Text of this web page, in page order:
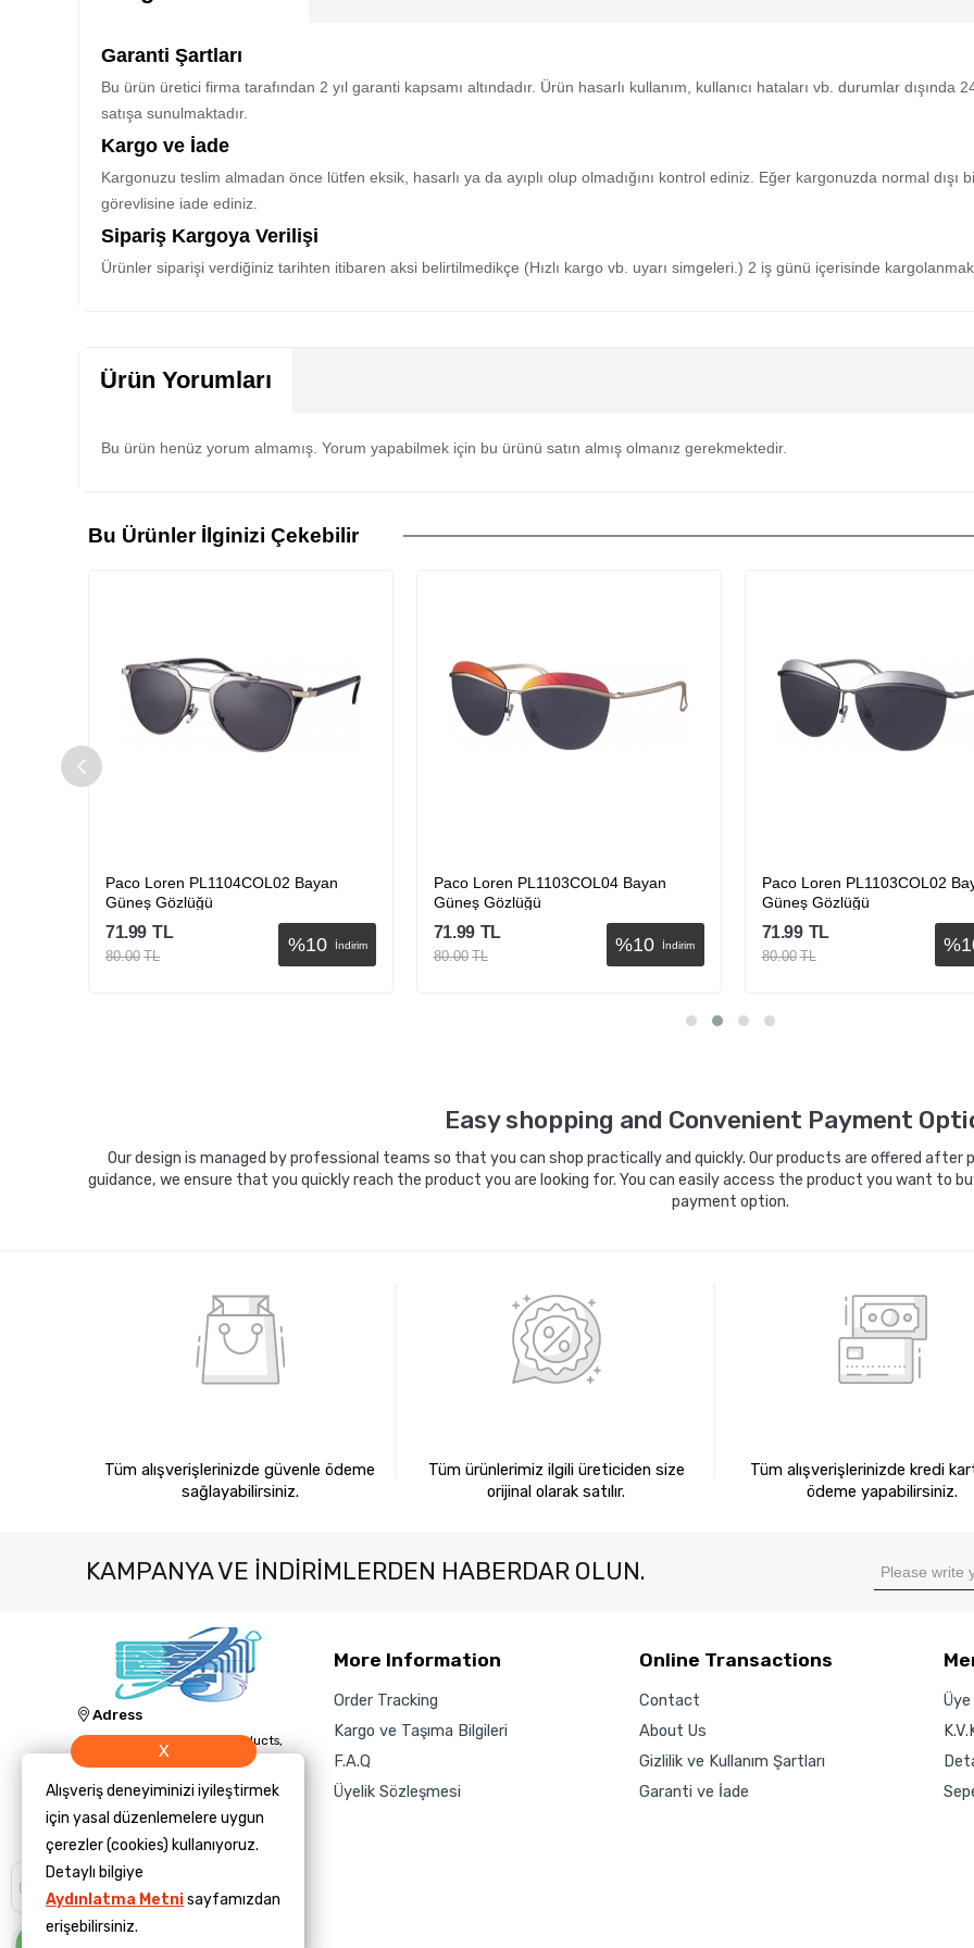
Garanti Şartları
Bu ürün üretici firma tarafından 2 yıl garanti kapsamı altındadır. Ürün hasarlı kullanım, kullanıcı hataları vb. durumlar
satışa sunulmaktadır.
Kargo ve İade
Kargonuzu teslim almadan önce lütfen eksik, hasarlı ya da ayıplı olup olmadığını kontrol ediniz. Eğer kargonuzda normal
görevlisine iade ediniz.
Sipariş Kargoya Verilişi
Ürünler siparişi verdiğiniz tarihten itibaren aksi belirtilmedikçe (Hızlı kargo vb. uyarı simgeleri.) 2 iş günü içerisinde
Ürün Yorumları
Bu ürün henüz yorum almamış. Yorum yapabilmek için bu ürünü satın almış olmanız gerekmektedir.
Bu Ürünler İlginizi Çekebilir
Paco Loren PL1104COL02 Bayan
Güneş Gözlüğü
%10 İndirim
71.99 TL
80.00 TL
Paco Loren PL1103COL04 Bayan
Güneş Gözlüğü
%10 İndirim
71.99 TL
80.00 TL
Paco Loren PL1103COL02
Güneş Gözlüğü
%
71.99 TL
80.00 TL
Easy shopping and Convenient Payment
Our design is managed by professional teams so that you can shop practically and quickly. Our products are offered
guidance, we ensure that you quickly reach the product you are looking for. You can easily access the product you want to
payment option.
Tüm alışverişlerinizde güvenle ödeme
sağlayabilirsiniz.
Tüm ürünlerimiz ilgili üreticiden size
orijinal olarak satılır.
Tüm alışverişlerinizde kredi
ödeme yapabilirsiniz.
KAMPANYA VE INDIRIMLERDEN HABERDAR OLUN.
Adress
Jacknology IT, Cleaning Products,
and Technology Sales and Supply
E-Mail
More Information
Order Tracking
Kargo ve Taşıma Bilgileri
F.A.Q
Üyelik Sözleşmesi
Online Transactions
Contact
About Us
Gizlilik ve Kullanım Şartları
Garanti ve İade
Üye
Size yardımcı
olmamızı ister
misiniz?
X
Alışveriş deneyiminizi iyileştirmek
için yasal düzenlemelere uygun
çerezler (cookies) kullanıyoruz.
Detaylı bilgiye
Aydınlatma Metnisayfamızdan
erişebilirsiniz.